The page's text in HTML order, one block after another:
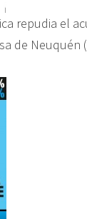
repudia el
de